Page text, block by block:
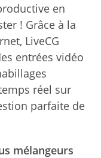
en
! Grâce à la
LiveCG
entrées vidéo
réel sur
parfaite de
mélangeurs